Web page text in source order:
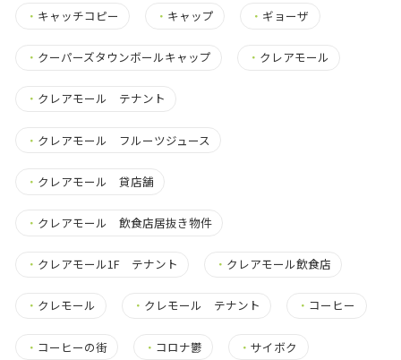
・ キャッチコピー ・ キャップ ・ ギョーザ
・ クーパーズタウンボールキャップ ・ クレアモール
・ クレアモール テナント
・ クレアモール フルーツジュース
・ クレアモール 貸店舗
・ クレアモール 飲食店居抜き物件
・ クレアモール1F テナント ・ クレアモール飲食店
・ クレモール ・ クレモール テナント ・ コーヒー
・ コーヒーの街 ・ コロナ鬱 ・サイボク